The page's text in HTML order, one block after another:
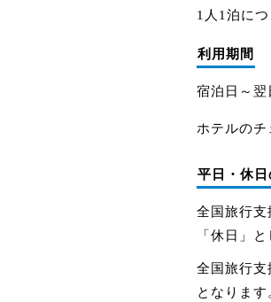
1人1泊につ
利用期間
宿泊日～翌
ホテルのチ
平日・休
全国旅行
「休日」
全国旅行支
となります